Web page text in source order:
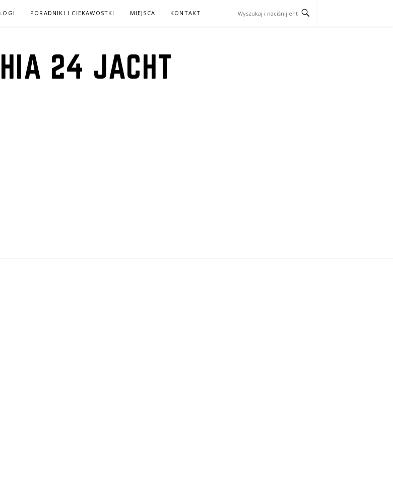
PORADNIKI I CIEKAWOSTKI MIEJSCA KONTAKT
24 JACHT